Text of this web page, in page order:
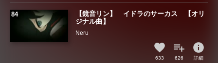
【鏡音リン】 イドラのサーカス 【オリ
ジナル曲】
Neru
633 626
info
詳細